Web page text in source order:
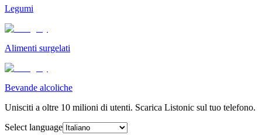
Legumi
Alimenti surgelati
Bevande alcoliche
Unisciti a oltre 10 milioni di utenti. Scarica Listonic sul tuo telefono.
Select language